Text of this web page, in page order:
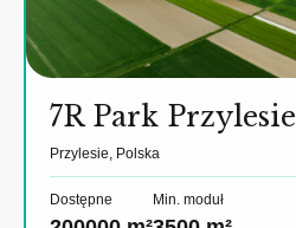
7R Park Przylesie
Przylesie, Polska
Dostępne Min. moduł